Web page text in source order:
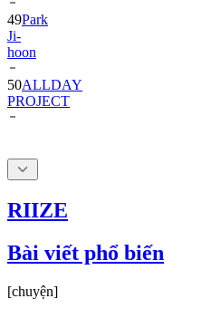
Ji-
hoon
50ALLDAY
PROJECT
RIIZE
Bài viết phổ biến
[chuyện]